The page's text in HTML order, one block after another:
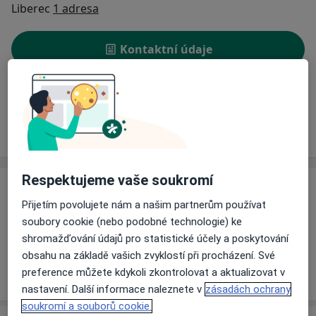
Liberec 1 adresa
Kontaktní údaje
Rezervovat termín
Ceník Adresy
Ceník
Informace o službách a cenách nejsou k dispozici
Tento specialista ještě nepřidával žádné informace o
svých službách.
Respektujeme vaše soukromí
Přijetím povolujete nám a našim partnerům používat
soubory cookie (nebo podobné technologie) ke
shromažďování údajů pro statistické účely a poskytování
obsahu na základě vašich zvyklostí při procházení. Své
preference můžete kdykoli zkontrolovat a aktualizovat v
nastavení. Další informace naleznete v zásadách ochrany
soukromí a souborů cookie.